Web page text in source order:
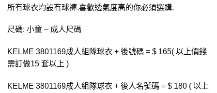
所有球衣均設有球褲.喜歡透氣度高的你必須選購.
尺碼: 小童 – 成人尺碼
KELME 3801169成人組隊球衣 + 後號碼 = $ 165( 以上價錢
需訂做15 套以上 )
KELME 3801169成人組隊球衣 + 後人名號碼 = $ 180 ( 以上